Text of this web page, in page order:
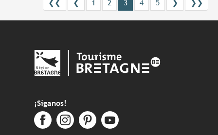
❮❮ ❮ 1 2 3 4 5 ❯ ❯❯
¡Síganos!